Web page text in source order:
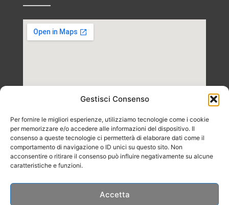
Gestisci Consenso
Per fornire le migliori esperienze, utilizziamo tecnologie come i cookie
per memorizzare e/o accedere alle informazioni del dispositivo. Il
consenso a queste tecnologie ci permetterà di elaborare dati come il
comportamento di navigazione o ID unici su questo sito. Non
acconsentire o ritirare il consenso può influire negativamente su alcune
caratteristiche e funzioni.
Accetta